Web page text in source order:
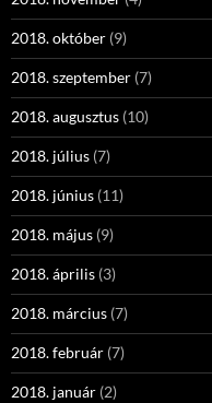
2018. október (9)
2018. szeptember (7)
2018. augusztus (10)
2018. július (7)
2018. június (11)
2018. május (9)
2018. április (3)
2018. március (7)
2018. február (7)
2018. január (2)